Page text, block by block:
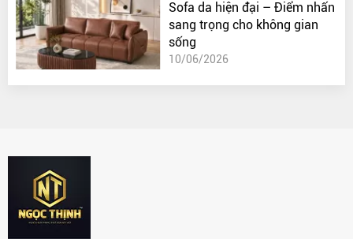
Sofa da hiện đại – Điểm nhấn
sang trọng cho không gian
sống
10/06/2026